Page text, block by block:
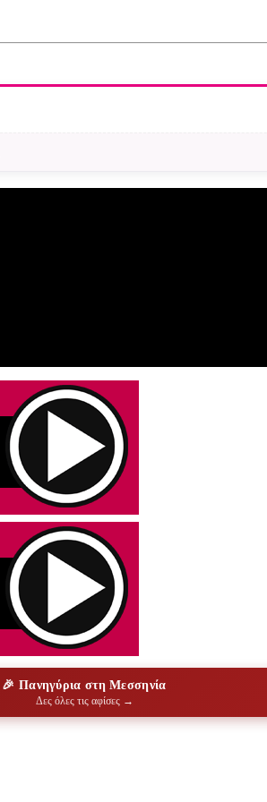
🎉 Πανηγύρια στη Μεσσηνία
Δες όλες τις αφίσες →